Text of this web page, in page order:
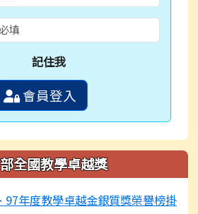
記住我
會員登入
全國教學卓越獎